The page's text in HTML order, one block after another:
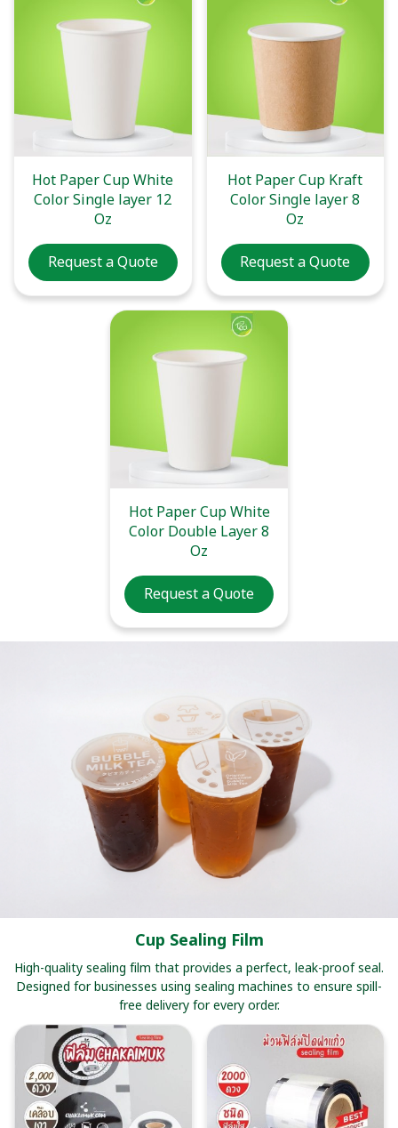
Hot Paper Cup White
Color Single layer 12
Oz
Request a Quote
Hot Paper Cup Kraft
Color Single layer 8
Oz
Request a Quote
Hot Paper Cup White
Color Double Layer 8
Oz
Request a Quote
Cup Sealing Film
High-quality sealing film that provides a perfect, leak-proof seal.
Designed for businesses using sealing machines to ensure spill-
free delivery for every order.